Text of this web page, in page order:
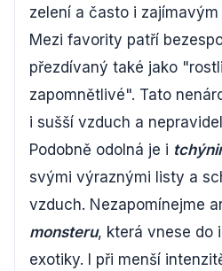
zelení a často i
Mezi favority patří
přezdívaný také jako
zapomnětlivé". Tato
i sušší vzduch a
Podobně odolná je i
svými výraznými listy a
vzduch. Nezapomínejme
monsteru, která vnese do
exotiky. I při menší